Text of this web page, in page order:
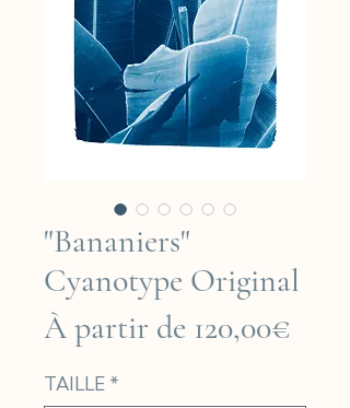
"Bananiers"
Cyanotype Original
À partir de 120,00€
TAILLE *